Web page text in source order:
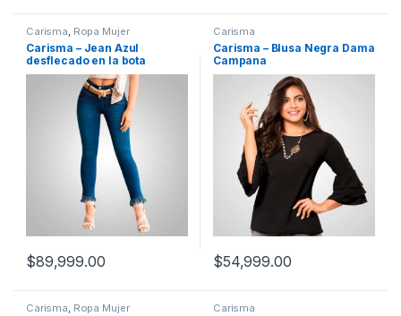
Carisma, Ropa Mujer
Carisma – Jean Azul
desflecado en la bota
$89,999.00
Carisma
Carisma – Blusa Negra Dama
Campana
$54,999.00
Carisma Ropa Mujer Carisma